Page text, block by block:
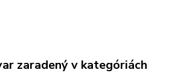
zaradený v kategóriách